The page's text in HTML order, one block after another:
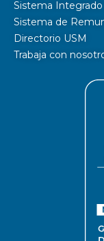
Sistema
Sistema de
Directorio USM
Trabaja con